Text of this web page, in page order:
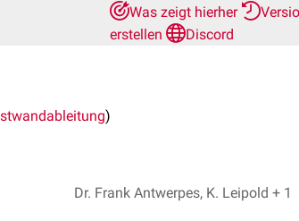
Was zeigt hierher
erstellen
Discord
)
Dr. Frank Antwerpes, K. Leipold + 1